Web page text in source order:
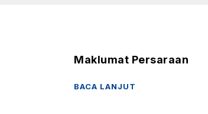
Maklumat Persaraan
BACA LANJUT